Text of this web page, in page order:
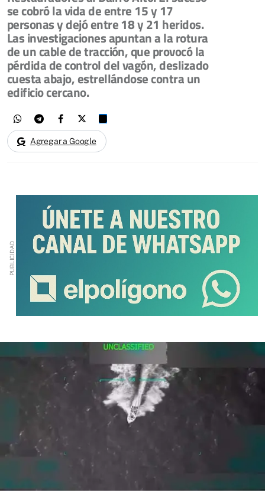
se cobró la vida de entre 15 y 17
personas y dejó entre 18 y 21 heridos.
Las investigaciones apuntan a la rotura
de un cable de tracción, que provocó la
pérdida de control del vagón, deslizado
cuesta abajo, estrellándose contra un
edificio cercano.
Agregar a Google